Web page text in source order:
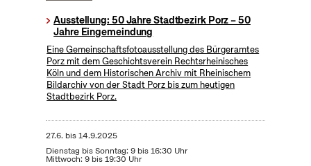
Ausstellung: 50 Jahre Stadtbezirk Porz – 50
Jahre Eingemeindung
Eine Gemeinschaftsfotoausstellung des Bürgeramtes
Porz mit dem Geschichtsverein Rechtsrheinisches
Köln und dem Historischen Archiv mit Rheinischem
Bildarchiv von der Stadt Porz bis zum heutigen
Stadtbezirk Porz.
27.6. bis14.9.2025
Dienstag bis Sonntag: 9 bis 16:30 Uhr
Mittwoch: 9 bis 19:30 Uhr